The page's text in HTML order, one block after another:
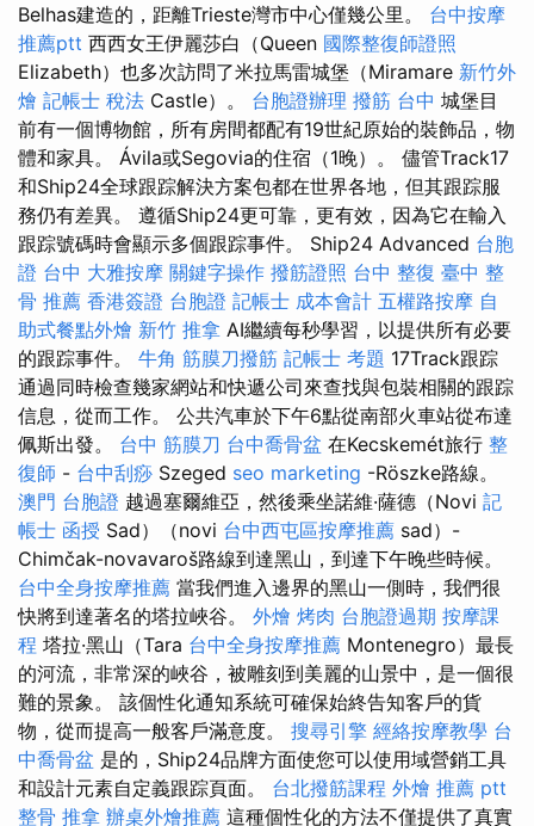
Belhas建造的，距離Trieste灣市中心僅幾公里。 台中按摩
推薦ptt 西西女王伊麗莎白（Queen 國際整復師證照
Elizabeth）也多次訪問了米拉馬雷城堡（Miramare 新竹外
燴 記帳士 稅法 Castle）。 台胞證辦理 撥筋 台中 城堡目
前有一個博物館，所有房間都配有19世紀原始的裝飾品，物
體和家具。 Ávila或Segovia的住宿（1晚）。 儘管Track17
和Ship24全球跟踪解決方案包都在世界各地，但其跟踪服
務仍有差異。 遵循Ship24更可靠，更有效，因為它在輸入
跟踪號碼時會顯示多個跟踪事件。 Ship24 Advanced 台胞
證 台中 大雅按摩 關鍵字操作 撥筋證照 台中 整復 臺中 整
骨 推薦 香港簽證 台胞證 記帳士 成本會計 五權路按摩 自
助式餐點外燴 新竹 推拿 AI繼續每秒學習，以提供所有必要
的跟踪事件。 牛角 筋膜刀撥筋 記帳士 考題 17Track跟踪
通過同時檢查幾家網站和快遞公司來查找與包裝相關的跟踪
信息，從而工作。 公共汽車於下午6點從南部火車站從布達
佩斯出發。 台中 筋膜刀 台中喬骨盆 在Kecskemét旅行 整
復師 - 台中刮痧 Szeged seo marketing -Röszke路線。
澳門 台胞證 越過塞爾維亞，然後乘坐諾維·薩德（Novi 記
帳士 函授 Sad）（novi 台中西屯區按摩推薦 sad）-
Chimčak-novavaroš路線到達黑山，到達下午晚些時候。
台中全身按摩推薦 當我們進入邊界的黑山一側時，我們很
快將到達著名的塔拉峽谷。 外燴 烤肉 台胞證過期 按摩課
程 塔拉·黑山（Tara 台中全身按摩推薦 Montenegro）最長
的河流，非常深的峽谷，被雕刻到美麗的山景中，是一個很
難的景象。 該個性化通知系統可確保始終告知客戶的貨
物，從而提高一般客戶滿意度。 搜尋引擎 經絡按摩教學 台
中喬骨盆 是的，Ship24品牌方面使您可以使用域營銷工具
和設計元素自定義跟踪頁面。 台北撥筋課程 外燴 推薦 ptt
整骨 推拿 辦桌外燴推薦 這種個性化的方法不僅提供了真實